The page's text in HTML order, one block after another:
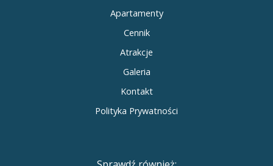
Apartamenty
Cennik
Atrakcje
Galeria
Kontakt
Polityka Prywatności